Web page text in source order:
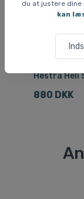
du at justere dine
kan
Hestra Heli
880 DKK